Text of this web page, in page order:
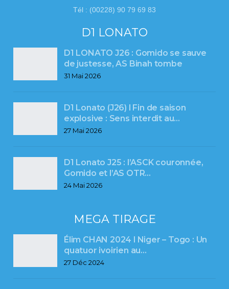
Tél : (00228) 90 79 69 83
D1 LONATO
D1 LONATO J26 : Gomido se sauve
de justesse, AS Binah tombe
31 Mai 2026
D1 Lonato (J26) l Fin de saison
explosive : Sens interdit au…
27 Mai 2026
D1 Lonato J25 : l’ASCK couronnée,
Gomido et l’AS OTR…
24 Mai 2026
MEGA TIRAGE
Élim CHAN 2024 l Niger – Togo : Un
quatuor ivoirien au…
27 Déc 2024